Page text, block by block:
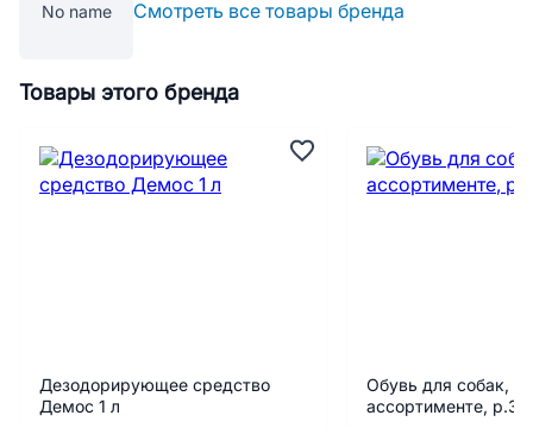
No name Смотреть все товары бренда
Товары этого бренда
Дезодорирующее средство
Демос 1 л
Обувь для собак,
ассортименте, р.3